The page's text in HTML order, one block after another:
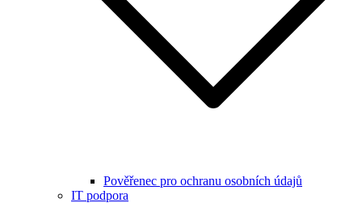
Pověřenec pro ochranu osobních údajů
IT podpora